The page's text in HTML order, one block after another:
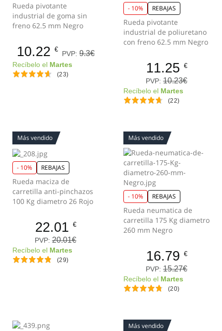
Rueda pivotante
industrial de goma sin
freno 62.5 mm Negro
10.22 €
PVP: 9.3€
Recíbelo el Martes
(23)
- 10% REBAJAS
Rueda pivotante
industrial de poliuretano
con freno 62.5 mm Negro
11.25 €
PVP: 10.23€
Recíbelo el Martes
(22)
Más vendido
- 10% REBAJAS
Rueda maciza de
carretilla anti-pinchazos
100 Kg diametro 26 Rojo
22.01 €
PVP: 20.01€
Recíbelo el Martes
(29)
Más vendido
- 10% REBAJAS
Rueda neumatica de
carretilla 175 Kg diametro
260 mm Negro
16.79 €
PVP: 15.27€
Recíbelo el Martes
(20)
Más vendido